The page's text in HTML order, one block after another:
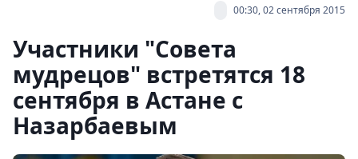
00:30, 02 сентября 2015
Участники "Совета
мудрецов" встретятся 18
сентября в Астане с
Назарбаевым